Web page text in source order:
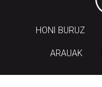
HONI BURUZ
ARAUAK